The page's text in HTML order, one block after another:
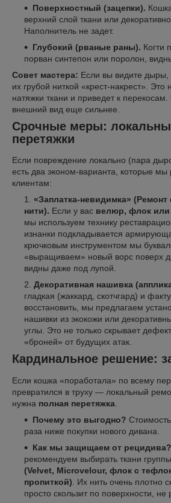
Поверхностный (зацепки).
верхний слой ткани или
Наполнитель не задет.
Глубокий (рваные раны). Когти
порван синтепон или поролон,
Совет мастера: Если вы видите дыры,
их грубой ниткой «крест-накрест».
натяжки ткани и приведет к
внешний вид еще сильнее.
Срочные меры:
перетяжки
Если повреждение локально (пара
есть два эконом-варианта, которые
клиентам:
«Заплатка-невидимка»
нити). Если у вас велюр, флок
мы используем технику
изнанки подкладывается
крючковым инструментом мы
«выращиваем» новый ворс поверх
видны даже под лупой.
Декоративная нашивка
гладкая (жаккард, скотчгард) и
восстановить, мы предлагаем
нашивки из экокожи или
углы. Это не только скрывает
«броней» от будущих атак.
Кардинальное решение:
Если кошка «поработала» по всему
превратился в труху — локальный
нужна полная перетяжка
Почему это выгодно?
раза ниже покупки нового дивана.
Как мы защищаем от рецидива?
рекомендуем выбирать ткани группы
(Velvet, Microvelour, флок с
пропиткой) . Их нить очень плотно
просто скользит по поверхности, не